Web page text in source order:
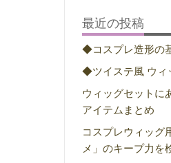
最近の投稿
◆コスプレ造形の
◆ツイステ風 ウ
ウィッグセットに
アイテムまとめ
コスプレウィッグ
メ」のキープ力を